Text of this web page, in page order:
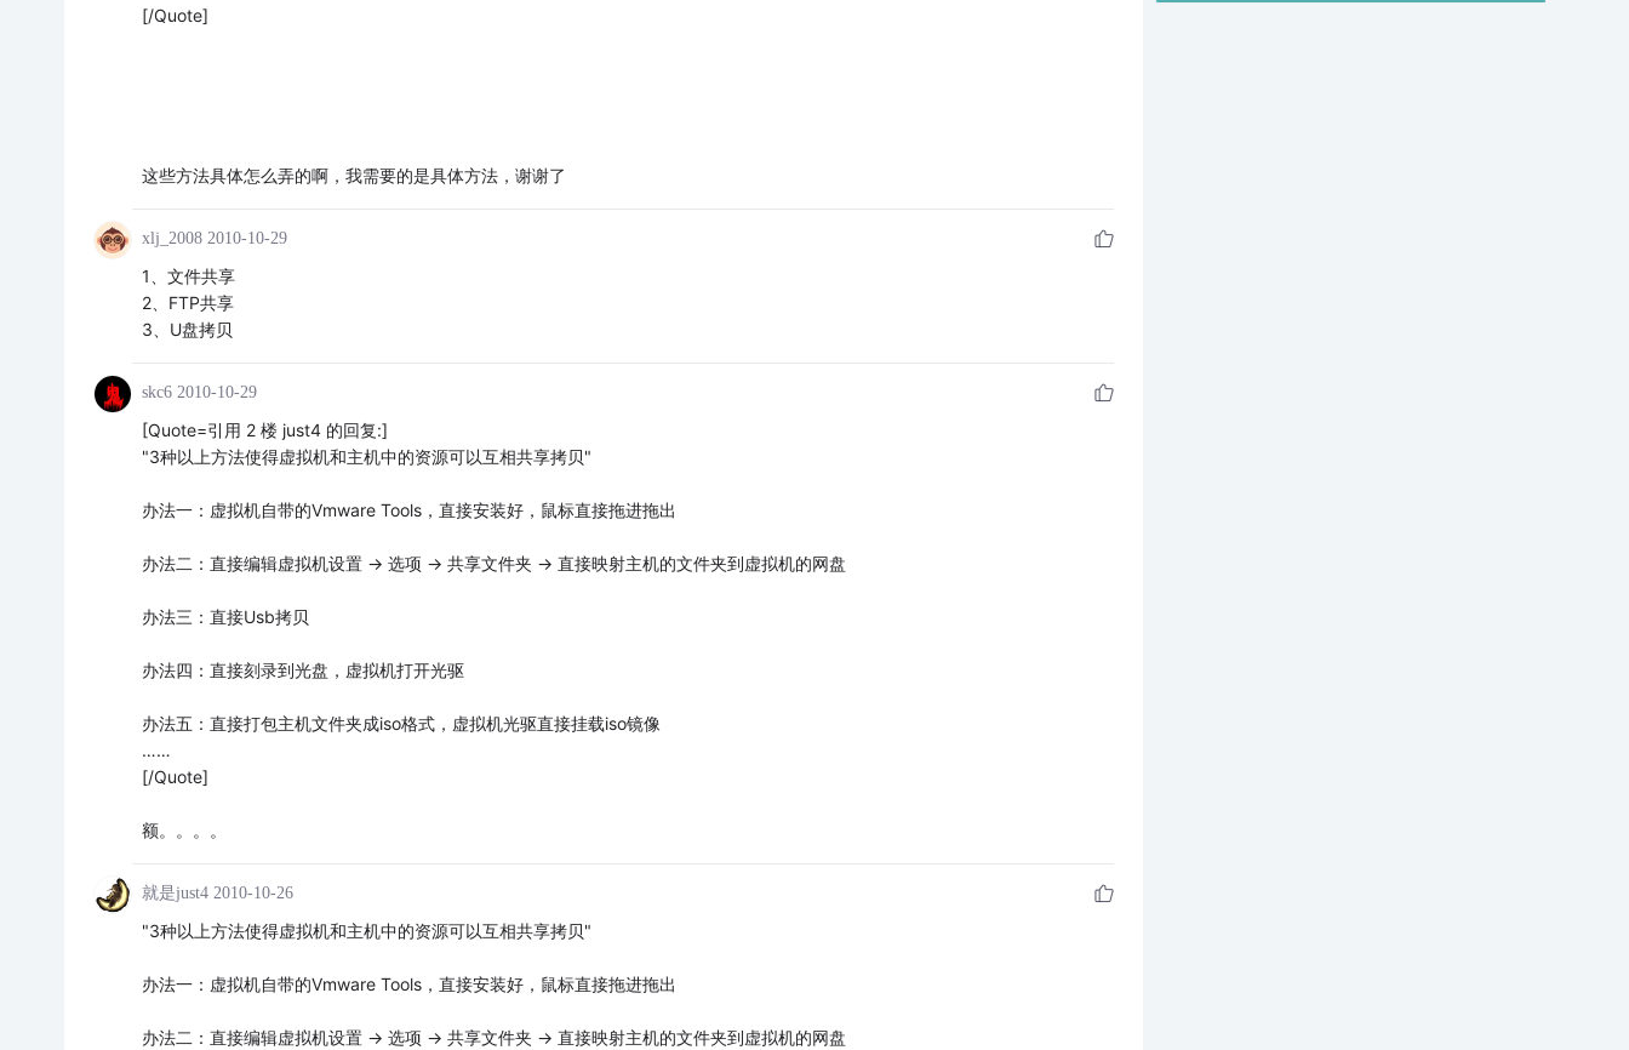
[/Quote]
这些方法具体怎么弄的啊，我需要的是具体方法，谢谢了
xlj_2008 2010-10-29
1、文件共享
2、FTP共享
3、U盘拷贝
skc6 2010-10-29
[Quote=引用 2 楼 just4 的回复:]
"3种以上方法使得虚拟机和主机中的资源可以互相共享拷贝"
办法一：虚拟机自带的Vmware Tools，直接安装好，鼠标直接拖进拖出
办法二：直接编辑虚拟机设置 -> 选项 -> 共享文件夹 -> 直接映射主机的文件夹到虚拟机的网盘
办法三：直接Usb拷贝
办法四：直接刻录到光盘，虚拟机打开光驱
办法五：直接打包主机文件夹成iso格式，虚拟机光驱直接挂载iso镜像
……
[/Quote]
额。。。。
就是just4 2010-10-26
"3种以上方法使得虚拟机和主机中的资源可以互相共享拷贝"
办法一：虚拟机自带的Vmware Tools，直接安装好，鼠标直接拖进拖出
办法二：直接编辑虚拟机设置 -> 选项 -> 共享文件夹 -> 直接映射主机的文件夹到虚拟机的网盘